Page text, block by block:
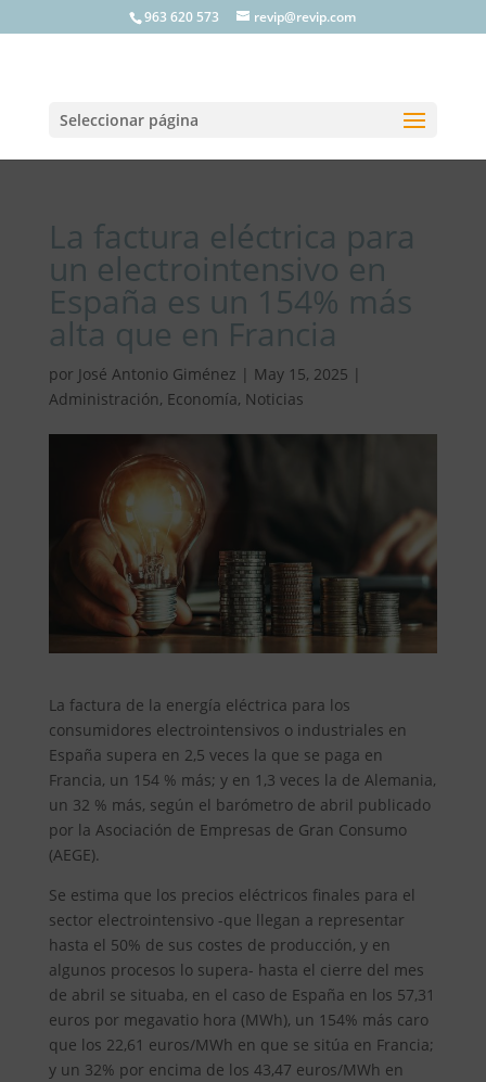
963 620 573 revip@revip.com
Seleccionar página
La factura eléctrica para
un electrointensivo en
España es un 154% más
alta que en Francia
por José Antonio Giménez | May 15, 2025 |
Administración, Economía, Noticias
La factura de la energía eléctrica para los
consumidores electrointensivos o industriales en
España supera en 2,5 veces la que se paga en
Francia, un 154 % más; y en 1,3 veces la de Alemania,
un 32 % más, según el barómetro de abril publicado
por la Asociación de Empresas de Gran Consumo
(AEGE).
Se estima que los precios eléctricos finales para el
sector electrointensivo -que llegan a representar
hasta el 50% de sus costes de producción, y en
algunos procesos lo supera- hasta el cierre del mes
de abril se situaba, en el caso de España en los 57,31
euros por megavatio hora (MWh), un 154% más caro
que los 22,61 euros/MWh en que se sitúa en Francia;
y un 32% por encima de los 43,47 euros/MWh en